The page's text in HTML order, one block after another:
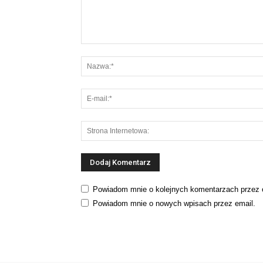
Powiadom mnie o kolejnych komentarzach przez
Powiadom mnie o nowych wpisach przez email.